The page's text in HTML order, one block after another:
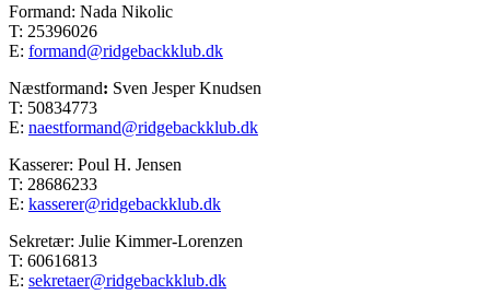
Formand: Nada Nikolic
T: 25396026
E: formand@ridgebackklub.dk
Næstformand: Sven Jesper Knudsen
T: 50834773
E: naestformand@ridgebackklub.dk
Kasserer: Poul H. Jensen
T: 28686233
E: kasserer@ridgebackklub.dk
Sekretær: Julie Kimmer-Lorenzen
T: 60616813
E: sekretaer@ridgebackklub.dk